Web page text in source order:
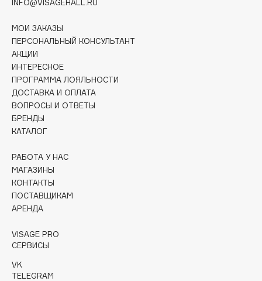
Collagenina
Consly
Corimo
CosRX
Cottolina
Crescina
Cunzite
Curaprox
D
DABO
Darphin
Deonica
INFO@VISAGEHALL.RU
МОИ ЗАКАЗЫ
ПЕРСОНАЛЬНЫЙ КОНСУЛЬТАНТ
АКЦИИ
ИНТЕРЕСНОЕ
ПРОГРАММА ЛОЯЛЬНОСТИ
ДОСТАВКА И ОПЛАТА
ВОПРОСЫ И ОТВЕТЫ
БРЕНДЫ
КАТАЛОГ
РАБОТА У НАС
МАГАЗИНЫ
КОНТАКТЫ
ПОСТАВЩИКАМ
АРЕНДА
VISAGE PRO
СЕРВИСЫ
VK
TELEGRAM